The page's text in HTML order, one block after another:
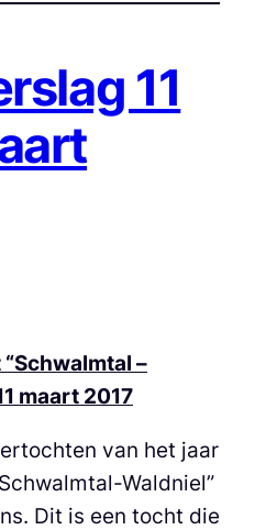
11
–
maart 2017
van het jaar
Waldniel”
Dit is een tocht die